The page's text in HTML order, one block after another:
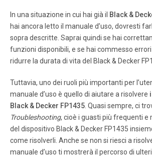
Pagina 8
14 13 • Si lava las piezas a mano, utilice agua
enjuague y seque bien. Si es necesario, uno
un cepillo de cerdas de nailon para limpiar
lateral de flujo continuo / tapa.
Pagina 9
16 15 FICHE POLARISÉE L'appareil est muni
polarisée (une lame plus large que l'autre).
minimiser les risques de secousses
In una situazione in cui hai già il Black &
hai ancora letto il manuale d’uso, dovresti
sopra descritte. Saprai quindi se hai
funzioni disponibili, e se hai commesso
ridurre la durata di vita del Black & Decker
Tuttavia, uno dei ruoli più importanti per
manuale d’uso è quello di aiutare a risolvere
Black & Decker FP1435 . Quasi sempre, ci
Troubleshooting, cioè i guasti più frequenti
del dispositivo Black & Decker FP1435
come risolverli. Anche se non si riesci a
manuale d’uso ti mostrerà il percorso di